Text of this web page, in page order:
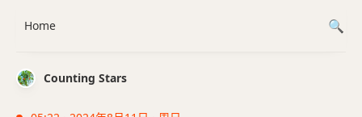
Counting Stars
Home